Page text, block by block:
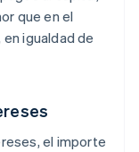
que en el
igualdad de
el importe